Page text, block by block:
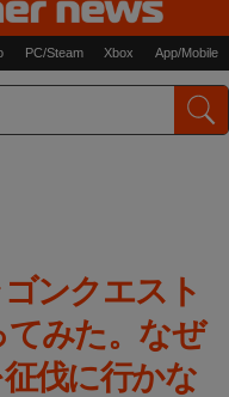
PC/Steam Xbox App/Mobile
ンクエスト
てみた。なぜ
伐に行かな